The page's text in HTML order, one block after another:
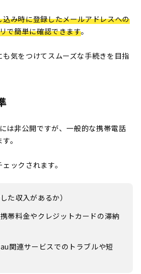
込み時に登録したメールアドレスへの
で簡単に確認できます。
気をつけてスムーズな手続きを目指
は非公開ですが、一般的な携帯電話
。
ックされます。
た収入があるか）
帯料金やクレジットカードの滞納
関連サービスでのトラブルや短